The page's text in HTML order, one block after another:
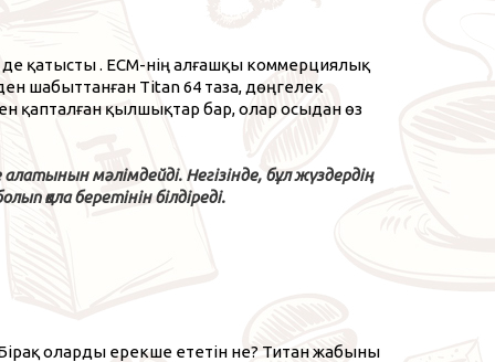
қатысты . ECM-нің алғашқы коммерциялық
шабыттанған Titan 64 таза, дөңгелек
қапталған қылшықтар бар, олар осыдан өз
мәлімдейді. Негізінде, бұл жүздердің
қала беретінін білдіреді.
оларды ерекше ететін не? Титан жабыны